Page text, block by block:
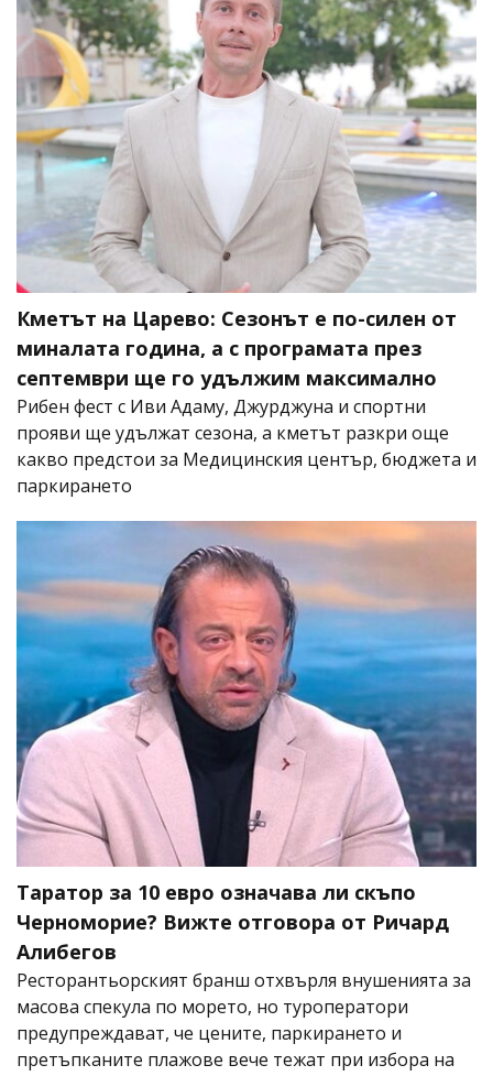
Кметът на Царево: Сезонът е по-силен от
миналата година, а с програмата през
септември ще го удължим максимално
Рибен фест с Иви Адаму, Джурджуна и спортни
прояви ще удължат сезона, а кметът разкри още
какво предстои за Медицинския център, бюджета и
паркирането
Таратор за 10 евро означава ли скъпо
Черноморие? Вижте отговора от Ричард
Алибегов
Ресторантьорският бранш отхвърля внушенията за
масова спекула по морето, но туроператори
предупреждават, че цените, паркирането и
претъпканите плажове вече тежат при избора на